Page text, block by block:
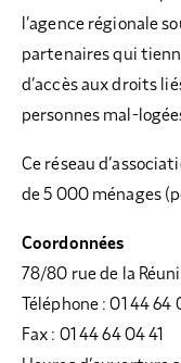
l’agence régionale
partenaires qui
d’accès aux droits
personnes mal-
Ce réseau
de 5 000 ménages
Coordonnées
78/80 rue de la
Téléphone : 01 44 64
Fax : 01 44 64 04 41